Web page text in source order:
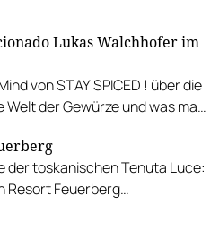
Lukas Walchhofer im
von STAY SPICED ! über die
der Gewürze und was man
der toskanischen Tenuta Luce:
Resort Feuerberg